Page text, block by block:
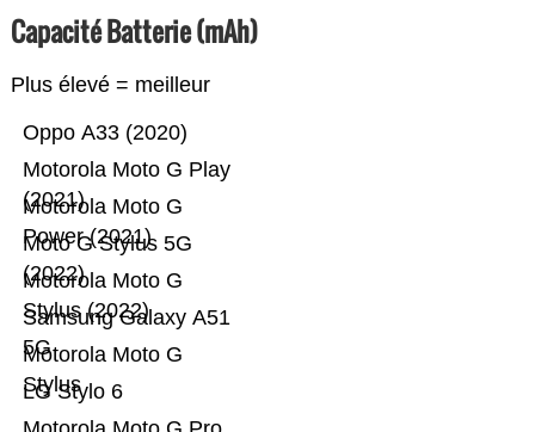
Capacité Batterie (mAh)
Plus élevé = meilleur
LG Stylo 6
Motorola Moto G
Stylus
Samsung Galaxy A51
5G
Motorola Moto G
Stylus (2022)
Moto G Stylus 5G
(2022)
Motorola Moto G
Power (2021)
Motorola Moto G Play
(2021)
Oppo A33 (2020)